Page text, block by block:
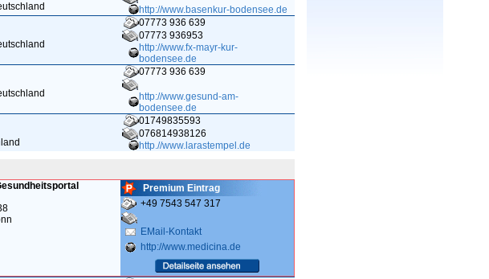
http://www.basenkur-bodensee.de
07773 936 639
07773 936953
http://www.fx-mayr-kur-
bodensee.de
07773 936 639
http://www.gesund-am-
bodensee.de
01749835593
076814938126
http.//www.larastempel.de
Premium Eintrag
+49 7543 547 317
EMail-Kontakt
http://www.medicina.de